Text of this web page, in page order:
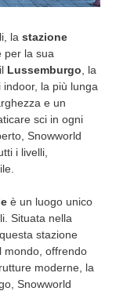
la stazione
per la sua
Lussemburgo , la
indoor, la più lunga
e un
sci in ogni
Snowworld
i livelli,
è un luogo unico
Situata nella
stazione
mondo, offrendo
moderne, la
Snowworld